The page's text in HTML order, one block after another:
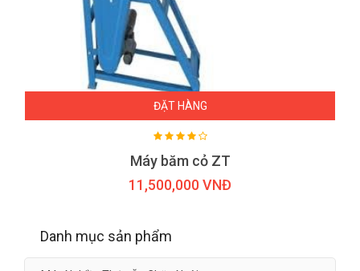
ĐẶT HÀNG
Máy băm cỏ ZT
11,500,000 VNĐ
Danh mục sản phẩm